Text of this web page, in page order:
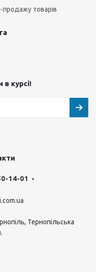
продажу товарів
курсі!
14-01
Тернопільська